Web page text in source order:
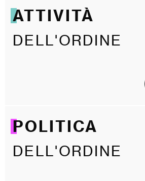
ATTIVITÀ
DELL'ORDINE
POLITICA
DELL'ORDINE